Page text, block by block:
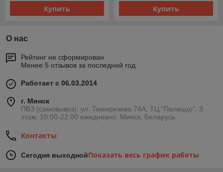
Купить Купить
О нас
Рейтинг не сформирован
Менее 5 отзывов за последний год
Работает с 06.03.2014
г. Минск
ПВЗ (самовывоз): ул. Тимирязева 74A, ТЦ "Палаццо", 3
этаж; 10:00-22:00 ежедневно, Минск, Беларусь
Контакты
Сегодня выходнойПоказать весь график работы